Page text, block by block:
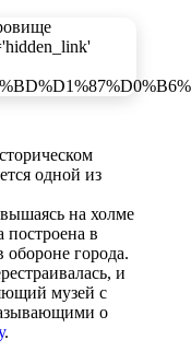
одной из
на холме
в
обороне города.
и
музей с
о
.